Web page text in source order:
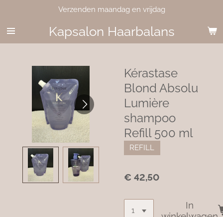
naar
de
Kapsalon Haarbalans
Verzenden maandag en vrijdag
Kérastase
Blond Absolu
Lumière
shampoo
Refill 500 ml
REFILL
€ 42,50
In